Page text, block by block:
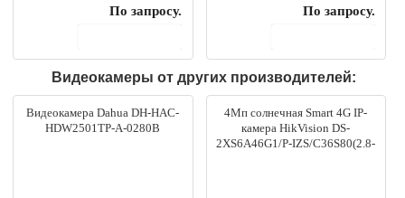
По запросу.
По запросу.
Видеокамеры от других производителей:
Видеокамера Dahua DH-HAC-
HDW2501TP-A-0280B
4Мп солнечная Smart 4G IP-
камера HikVision DS-
2XS6A46G1/P-IZS/C36S80(2.8-